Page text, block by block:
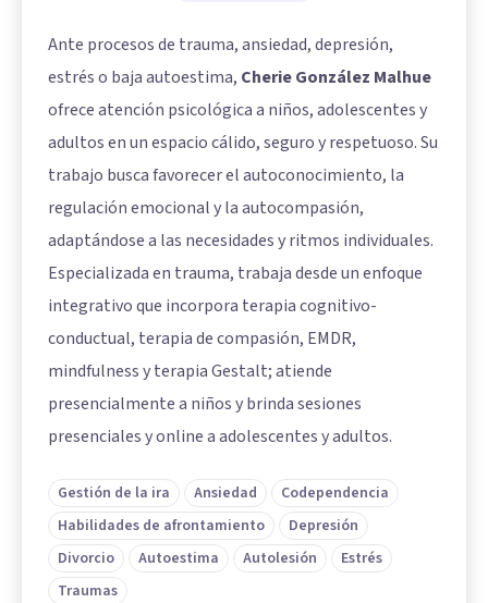
Ante procesos de trauma, ansiedad, depresión,
estrés o baja autoestima, Cherie González Malhue
ofrece atención psicológica a niños, adolescentes y
adultos en un espacio cálido, seguro y respetuoso. Su
trabajo busca favorecer el autoconocimiento, la
regulación emocional y la autocompasión,
adaptándose a las necesidades y ritmos individuales.
Especializada en trauma, trabaja desde un enfoque
integrativo que incorpora terapia cognitivo-
conductual, terapia de compasión, EMDR,
mindfulness y terapia Gestalt; atiende
presencialmente a niños y brinda sesiones
presenciales y online a adolescentes y adultos.
Gestión de la ira Ansiedad
Codependencia
Habilidades de afrontamiento
Depresión
Divorcio
Autoestima Autolesión
Estrés
Traumas